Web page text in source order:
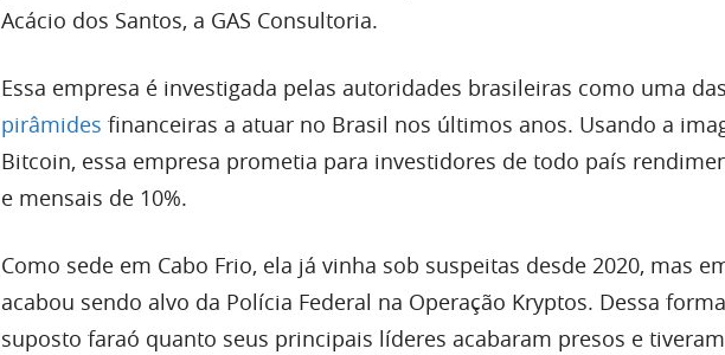
Acácio dos Santos, a GAS Consultoria.
Essa empresa é investigada pelas autoridades brasileiras como uma
pirâmides financeiras a atuar no Brasil nos últimos anos. Usando a
Bitcoin, essa empresa prometia para investidores de todo país
e mensais de 10%.
Como sede em Cabo Frio, ela já vinha sob suspeitas desde 2020, mas
acabou sendo alvo da Polícia Federal na Operação Kryptos. Dessa
suposto faraó quanto seus principais líderes acabaram presos e